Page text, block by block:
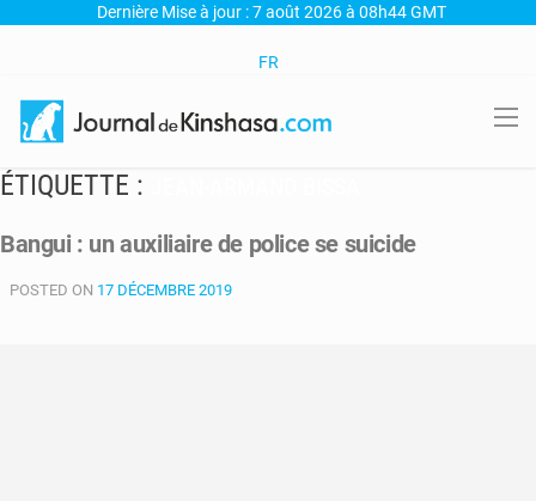
Dernière Mise à jour : 7 août 2026 à 08h44 GMT
FR
ÉTIQUETTE :
Bangui : un auxiliaire de police se suicide
POSTED ON 17 DÉCEMBRE 2019